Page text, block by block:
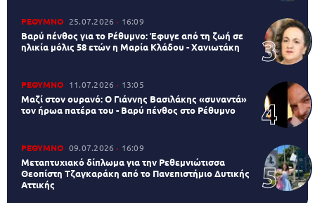
ΡΕΘΥΜΝΟ 25.07.2026 16:09
Βαρύ πένθος για το Ρέθυμνο: Έφυγε από τη ζωή σε
ηλικία μόλις 58 ετών η Μαρία Κλάδου - Χανιωτάκη
ΡΕΘΥΜΝΟ 11.07.2026 13:05
Μαζί στον ουρανό: Ο Γιάννης Βασιλάκης «συναντά»
τον ήρωα πατέρα του - Βαρύ πένθος στο Ρέθυμνο
ΡΕΘΥΜΝΟ 09.07.2026 16:09
Μεταπτυχιακό δίπλωμα για την Ρεθεμνιώτισσα
Θεοπίστη Τζαγκαράκη από το Πανεπιστήμιο Δυτικής
Αττικής